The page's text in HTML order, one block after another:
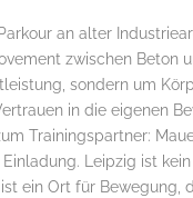
an alter
zwischen Beton
sondern um
in die eigenen
Trainingspartner:
Leipzig ist
ein Ort für Bewegung,